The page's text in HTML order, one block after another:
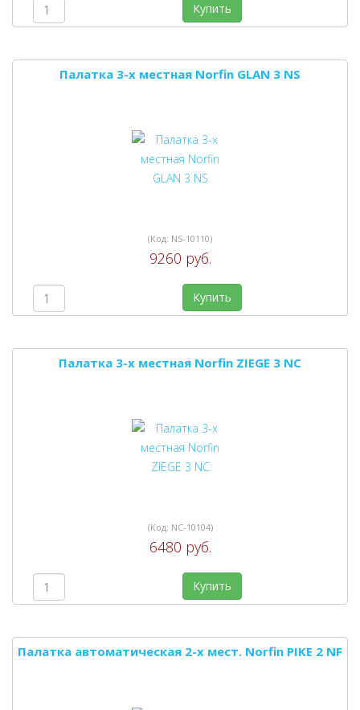
Купить
Палатка 3-х местная Norfin GLAN 3 NS
(Код: NS-10110)
9260 руб.
Купить
Палатка 3-х местная Norfin ZIEGE 3 NC
(Код: NC-10104)
6480 руб.
Купить
Палатка автоматическая 2-х мест. Norfin PIKE 2 NF